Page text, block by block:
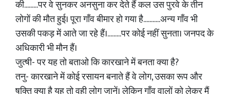
की.........पर वे सुनकर अनसुना कर देते हैं कल उस पुरवे के तीन
लोगों की मौत हुई। पूरा गाँव बीमार हो गया है...........अन्य गाँव भी
उसकी पकड़ में आते जा रहे हैं।.........पर कोई नहीं सुनता। जनपद के
अधिकारी भी मौन हैं।
जुत्षी- पर यह तो बताओ कि कारखाने में बनता क्या है?
तनु- कारखाने में कोई रसायन बनाते हैं वे लोग, उसका रूप और